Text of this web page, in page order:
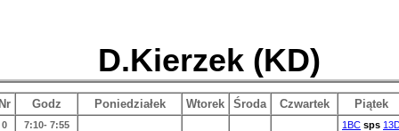
D.Kierzek (KD)
Godz Poniedziałek Wtorek Środa Czwartek Piątek
0 7:10- 7:55 1BC sps